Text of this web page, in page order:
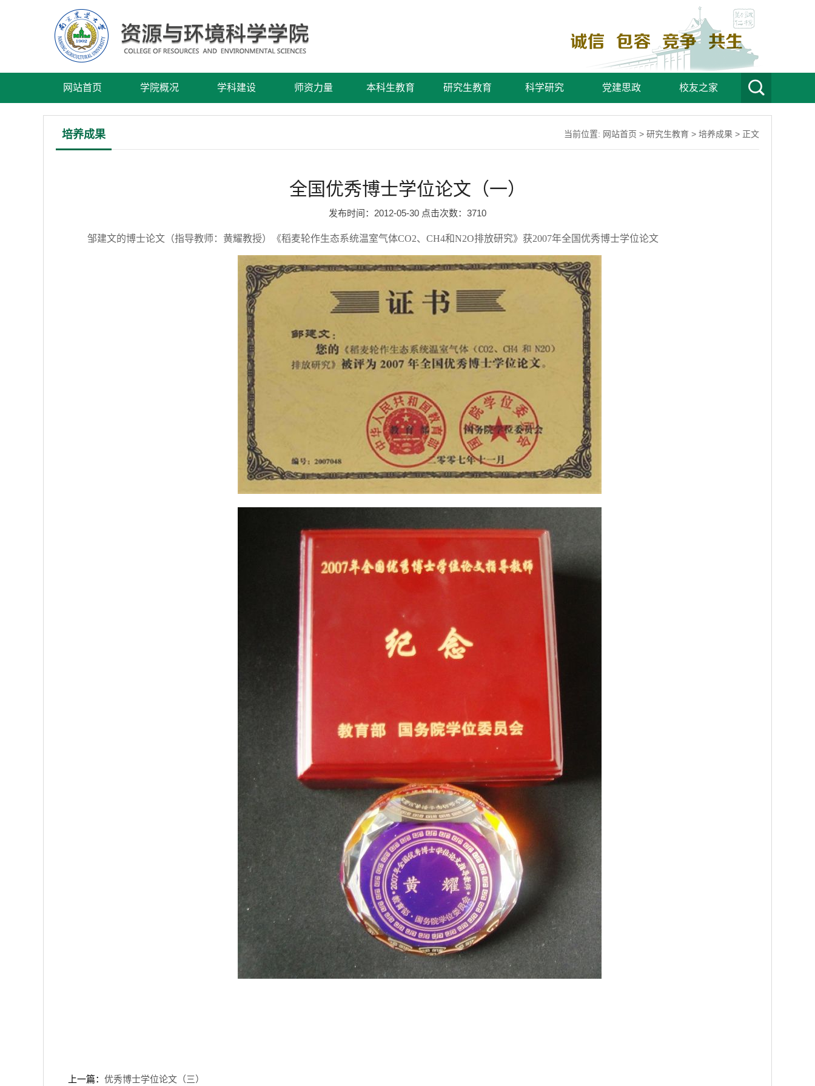
网站首页 学院概况 学科建设 师资力量 本科生教育 研究生教育 科学研究 党建思政 校友之家
培养成果 当前位置: 网站首页 > 研究生教育 > 培养成果 > 正文
全国优秀博士学位论文（一）
发布时间：2012-05-30 点击次数： 3710
邹建文的博士论文（指导教师：黄耀教授）《稻麦轮作生态系统温室气体CO2、 CH4和N2O排放研究》获2007年全国优秀博士学位论文
上一篇： 优秀博士学位论文（三）